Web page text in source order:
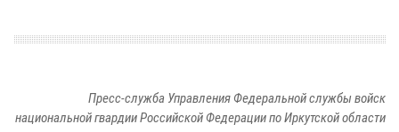
Пресс-служба Управления Федеральной службы войск
национальной гвардии Российской Федерации по Иркутской области